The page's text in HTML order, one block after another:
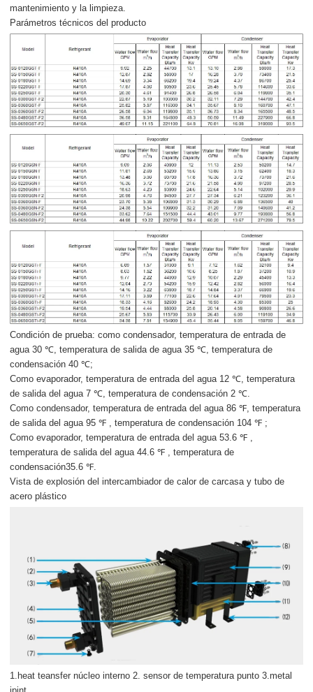
mantenimiento y la limpieza.
Parámetros técnicos del producto
Condición de prueba: como condensador, temperatura de entrada de
agua 30 ℃, temperatura de salida de agua 35 ℃, temperatura de
condensación 40 ℃;
Como evaporador, temperatura de entrada del agua 12 ℃, temperatura
de salida del agua 7 ℃, temperatura de condensación 2 ℃.
Como condensador, temperatura de entrada del agua 86 ℉, temperatura
de salida del agua 95℉ , temperatura de condensación 104℉ ;
Como evaporador, temperatura de entrada del agua 53.6℉
temperatura de salida del agua 44.6℉ , temperatura de
condensación35.6℉.
Vista de explosión del intercambiador de calor de carcasa y tubo de
acero plástico
1.heat teansfer núcleo interno 2. sensor de temperatura punto 3.metal